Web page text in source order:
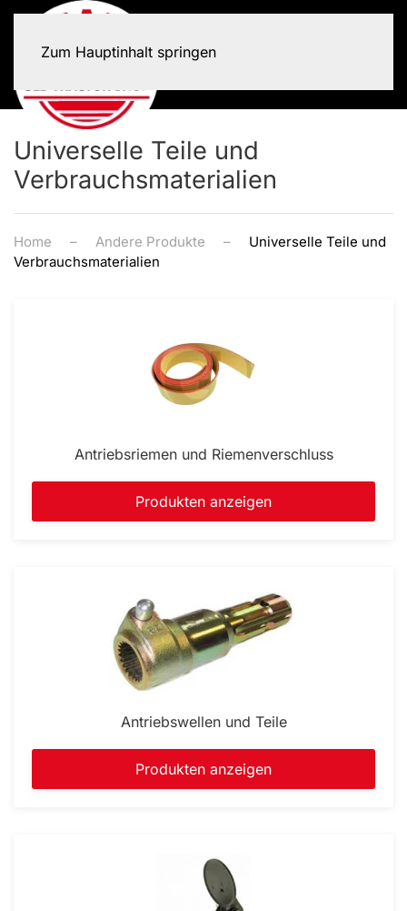
Zum Hauptinhalt springen
Universelle Teile und
Verbrauchsmaterialien
Home Andere Produkte
Universelle Teile und
Verbrauchsmaterialien
Antriebsriemen und Riemenverschluss
Produkten anzeigen
Antriebswellen und Teile
Produkten anzeigen